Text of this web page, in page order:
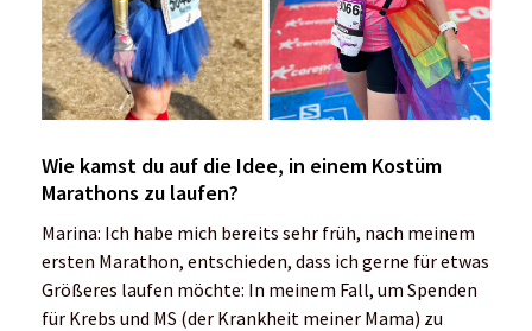
Wie kamst du auf die Idee, in einem Kostüm
Marathons zu laufen?
Marina: Ich habe mich bereits sehr früh, nach meinem
ersten Marathon, entschieden, dass ich gerne für etwas
Größeres laufen möchte: In meinem Fall, um Spenden
für Krebs und MS (der Krankheit meiner Mama) zu